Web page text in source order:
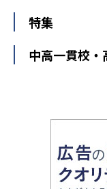
新潟県
中部
愛知県
静岡
大阪府
兵庫
鳥取県
島根
個別教室のトライ
武田塾
中学受験
大学受験
教育全般
大学受験塾の選
中学受験に熱
小学校受験
特集
開成番長直伝！
運動と遊びを
情報Ⅰ、数学
アップ法
中高一貫校・
大学入試改革
ママテクエグ
進化する中高